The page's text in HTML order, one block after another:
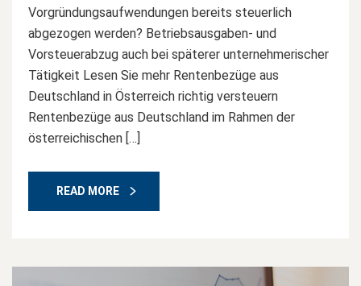
Vorgründungsaufwendungen bereits steuerlich
abgezogen werden? Betriebsausgaben- und
Vorsteuerabzug auch bei späterer unternehmerischer
Tätigkeit Lesen Sie mehr Rentenbezüge aus
Deutschland in Österreich richtig versteuern
Rentenbezüge aus Deutschland im Rahmen der
österreichischen […]
READ MORE